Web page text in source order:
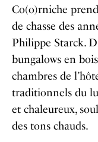
Co(o)rniche
de chasse des
Philippe Starck.
bungalows en
chambres de
traditionnels du
et chaleureux,
des tons chauds.